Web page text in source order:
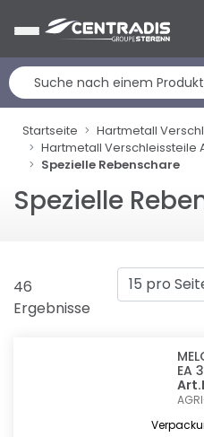
Startseite
Hartmetall
Hartmetall Verschleissteile
Spezielle Rebenschare
Spezielle
46
Ergebnisse
EA